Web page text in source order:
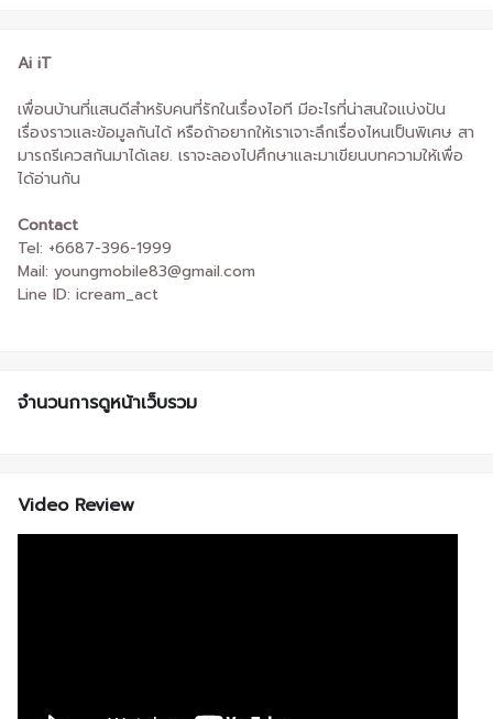
Ai iT
เพื่อนบ้านที่แสนดีสำหรับคนที่รักในเรื่องไอที มีอะไรที่น่าสนใจแบ่งปัน
เรื่องราวและข้อมูลกันได้ หรือถ้าอยากให้เราเจาะลึกเรื่องไหนเป็นพิเศษ สา
มารถรีเควสกันมาได้เลย. เราจะลองไปศึกษาและมาเขียนบทความให้เพื่อ
ได้อ่านกัน
Contact
Tel: +6687-396-1999
Mail: youngmobile83@gmail.com
Line ID: icream_act
จำนวนการดูหน้าเว็บรวม
Video Review